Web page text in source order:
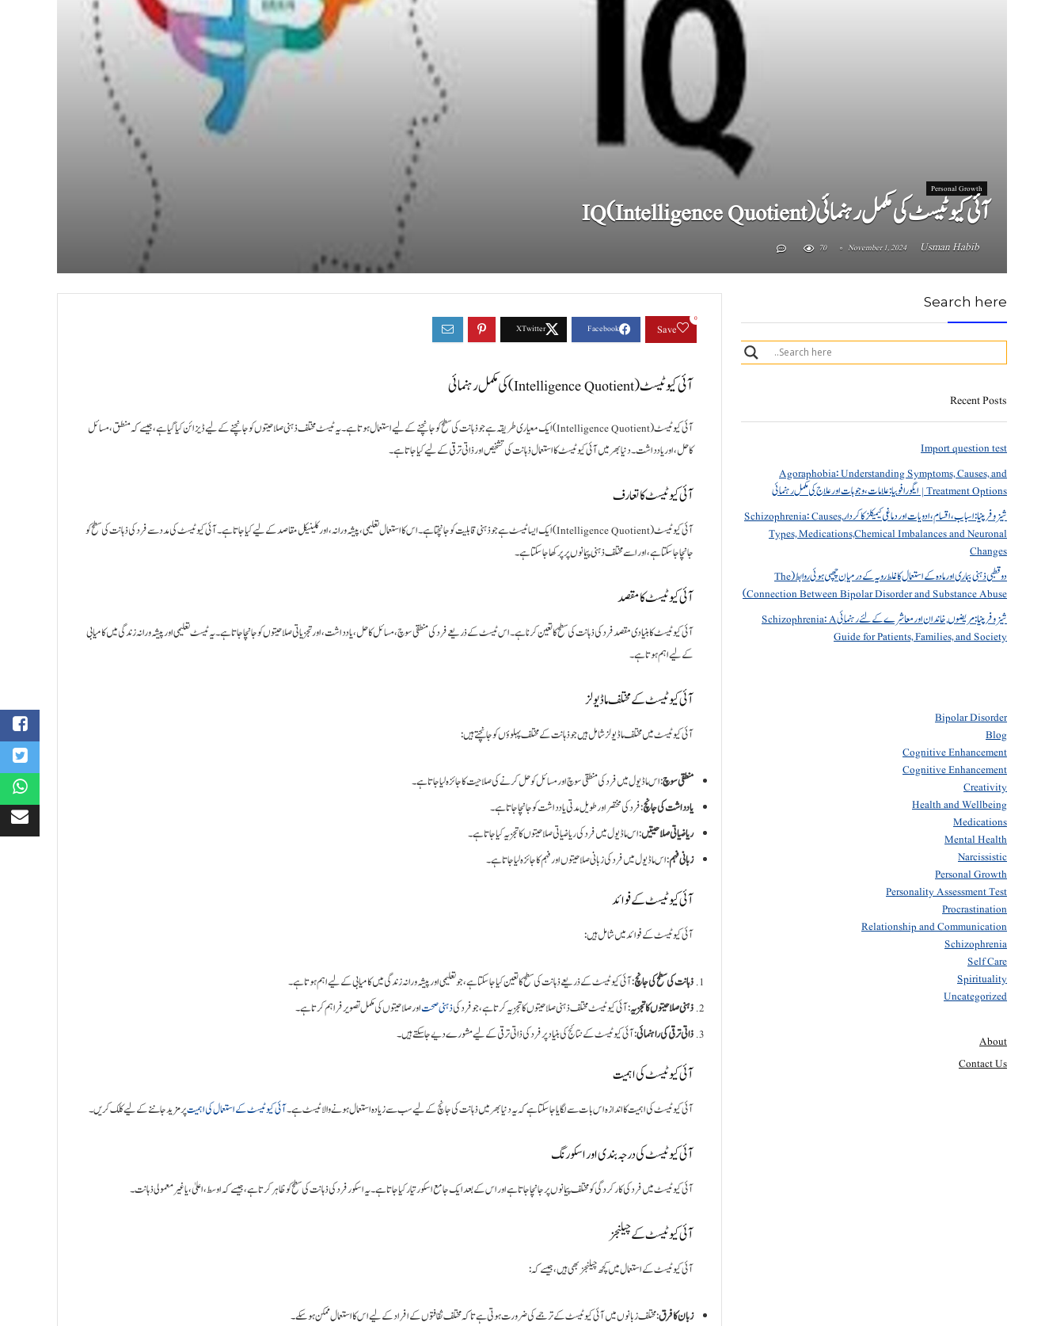
Personal Growth
آئی کیو ٹیسٹ کی مکمل رہنمائی (Intelligence Quotient) IQ
Usman Habib
November 1, 2024
70
Save
0
آئی کیو ٹیسٹ (Intelligence Quotient) کی مکمل رہنمائی
آئی کیو ٹیسٹ (Intelligence Quotient) ایک معیاری طریقہ ہے جو ذہانت کی سطح کو جانچنے کے لیے استعمال ہوتا ہے۔ یہ ٹیسٹ مختلف ذہنی صلاحیتوں کو جانچنے کے لیے ڈیزائن کیا گیا ہے، جیسے کہ منطق، مسائل
کا حل، اور یادداشت۔ دنیا بھر میں آئی کیو ٹیسٹ کا استعمال ذہانت کی تشخیص اور ذاتی ترقی کے لیے کیا جاتا ہے۔
آئی کیو ٹیسٹ کا تعارف
آئی کیو ٹیسٹ (Intelligence Quotient) ایک ایسا ٹیسٹ ہے جو ذہنی قابلیت کو جانچتا ہے۔ اس کا استعمال تعلیمی، پیشہ ورانہ، اور کلینیکل مقاصد کے لیے کیا جاتا ہے۔ آئی کیو ٹیسٹ کی مدد سے فرد کی ذہانت کی سطح کو
جانچا جا سکتا ہے، اور اسے مختلف ذہنی پیمانوں پر پرکھا جا سکتا ہے۔
آئی کیو ٹیسٹ کا مقصد
آئی کیو ٹیسٹ کا بنیادی مقصد فرد کی ذہانت کی سطح کا تعین کرنا ہے۔ اس ٹیسٹ کے ذریعے فرد کی منطقی سوچ، مسائل کا حل، یادداشت، اور تجزیاتی صلاحیتوں کو جانچا جاتا ہے۔ یہ ٹیسٹ تعلیمی اور پیشہ ورانہ زندگی میں کامیابی
کے لیے اہم ہوتا ہے۔
آئی کیو ٹیسٹ کے مختلف ماڈیولز
آئی کیو ٹیسٹ میں مختلف ماڈیولز شامل ہیں جو ذہانت کے مختلف پہلوؤں کو جانچتے ہیں:
منطقی سوچ: اس ماڈیول میں فرد کی منطقی سوچ اور مسائل کو حل کرنے کی صلاحیت کا جائزہ لیا جاتا ہے۔
یادداشت کی جانچ: فرد کی مختصر اور طویل مدتی یادداشت کو جانچا جاتا ہے۔
ریاضیاتی صلاحیتیں: اس ماڈیول میں فرد کی ریاضیاتی صلاحیتوں کا تجزیہ کیا جاتا ہے۔
زبانی فہم: اس ماڈیول میں فرد کی زبانی صلاحیتوں اور فہم کا جائزہ لیا جاتا ہے۔
آئی کیو ٹیسٹ کے فوائد
آئی کیو ٹیسٹ کے فوائد میں شامل ہیں:
ذہانت کی سطح کی جانچ: آئی کیو ٹیسٹ کے ذریعے ذہانت کی سطح کا تعین کیا جا سکتا ہے، جو تعلیمی اور پیشہ ورانہ زندگی میں کامیابی کے لیے اہم ہوتا ہے۔
ذہنی صلاحیتوں کا تجزیہ: آئی کیو ٹیسٹ مختلف ذہنی صلاحیتوں کا تجزیہ کرتا ہے، جو فرد کیذہنی صحتاور صلاحیتوں کی مکمل تصویر فراہم کرتا ہے۔
ذاتی ترقی کی راہنمائی: آئی کیو ٹیسٹ کے نتائج کی بنیاد پر فرد کی ذاتی ترقی کے لیے مشورے دیے جا سکتے ہیں۔
آئی کیو ٹیسٹ کی اہمیت
آئی کیو ٹیسٹ کی اہمیت کا اندازہ اس بات سے لگایا جا سکتا ہے کہ یہ دنیا بھر میں ذہانت کی جانچ کے لیے سب سے زیادہ استعمال ہونے والا ٹیسٹ ہے۔آئی کیو ٹیسٹ کے استعمال کی اہمیتپر مزید جاننے کے لیے کلک کریں۔
آئی کیو ٹیسٹ کی درجہ بندی اور اسکورنگ
آئی کیو ٹیسٹ میں فرد کی کارکردگی کو مختلف پیمانوں پر جانچا جاتا ہے اور اس کے بعد ایک جامع اسکور تیار کیا جاتا ہے۔ یہ اسکور فرد کی ذہانت کی سطح کو ظاہر کرتا ہے، جیسے کہ اوسط، اعلیٰ، یا غیر معمولی ذہانت۔
آئی کیو ٹیسٹ کے چیلنجز
آئی کیو ٹیسٹ کے استعمال میں کچھ چیلنجز بھی ہیں، جیسے کہ:
زبان کا فرق: مختلف زبانوں میں آئی کیو ٹیسٹ کے ترجمے کی ضرورت ہوتی ہے تاکہ مختلف ثقافتوں کے افراد کے لیے اس کا استعمال ممکن ہو سکے۔
Search here
Recent Posts
Import question test
Agoraphobia: Understanding Symptoms, Causes, and
Treatment Options | ایگورافوبیا: علامات، وجوہات اور علاج کی مکمل رہنمائی
شیزوفرینیا: اسباب، اقسام، ادویات اور دماغی کیمیکلز کا کردار Schizophrenia: Causes,
Types, Medications,Chemical Imbalances and Neuronal
Changes
دو قطبی ذہنی بیماری اور مادہ کے استعمال کا غلط رویہ کے درمیان چھپی ہوئی روابط (The
Connection Between Bipolar Disorder and Substance Abuse)
شیزوفرینیا: مریضوں, خاندان اور معاشرے کے لئے رہنمائی Schizophrenia: A
Guide for Patients, Families, and Society
Bipolar Disorder
Blog
Cognitive Enhancement
Cognitive Enhancement
Creativity
Health and Wellbeing
Medications
Mental Health
Narcissistic
Personal Growth
Personality Assessment Test
Procrastination
Relationship and Communication
Schizophrenia
Self Care
Spirituality
Uncategorized
About
Contact Us